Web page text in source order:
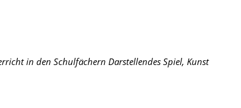
in den Schulfächern Darstellendes Spiel, Kunst